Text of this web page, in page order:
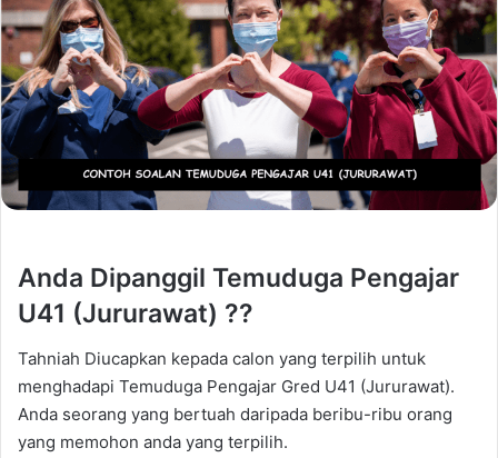
Anda Dipanggil Temuduga Pengajar
U41 (Jururawat) ??
Tahniah Diucapkan kepada calon yang terpilih untuk
menghadapi Temuduga Pengajar Gred U41 (Jururawat).
Anda seorang yang bertuah daripada beribu-ribu orang
yang memohon anda yang terpilih.